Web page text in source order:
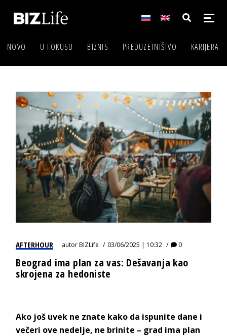
NOVO U FOKUSU BIZNIS PREDUZETNIŠTVO KARIJERA
AFTERHOUR autorBIZLife 03/06/2025 | 10:32 0
Beograd ima plan za vas: Dešavanja kao
skrojena za hedoniste
Ako još uvek ne znate kako da ispunite dane i
večeri ove nedelje, ne brinite – grad ima plan